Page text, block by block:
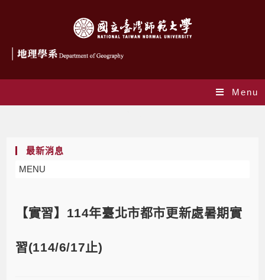
Menu
最新消息
MENU
【實習】114年臺北市都市更新處暑期實
習(114/6/17止)